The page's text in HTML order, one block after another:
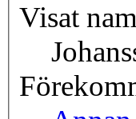
Visat